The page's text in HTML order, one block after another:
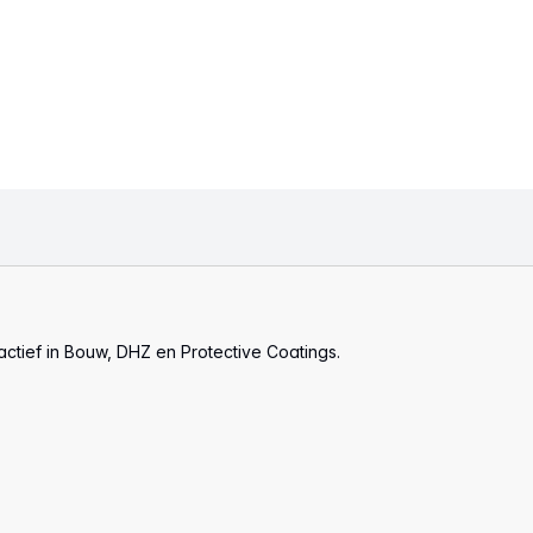
in Bouw, DHZ en Protective Coatings.